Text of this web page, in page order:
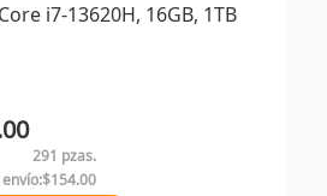
i7-13620H, 16GB, 1TB
$154.00
291 pzas.